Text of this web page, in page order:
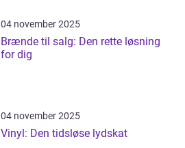
04 november 2025
Brænde til salg: Den rette løsning
for dig
04 november 2025
Vinyl: Den tidsløse lydskat